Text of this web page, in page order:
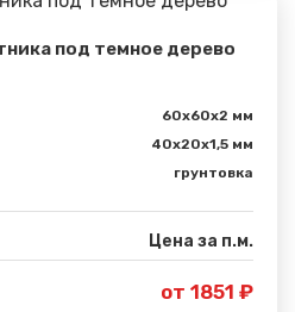
под темное дерево
60х60х2 мм
40х20х1,5 мм
грунтовка
Цена за п.м.
от 1851 ₽